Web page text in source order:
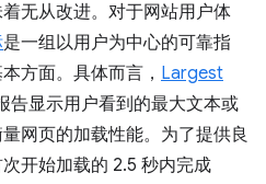
无从改进。对于网站用户体
是一组以用户为中心的可靠指
方面。具体而言， Largest
告显示用户看到的最大文本或
网页的加载性能。为了提供良
开始加载的 2.5 秒内完成